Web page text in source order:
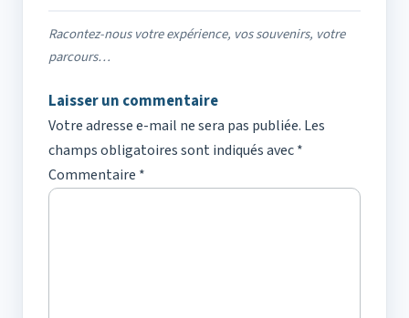
Racontez-nous votre expérience, vos souvenirs, votre
parcours…
Laisser un commentaire
Votre adresse e-mail ne sera pas publiée. Les
champs obligatoires sont indiqués avec*
Commentaire *